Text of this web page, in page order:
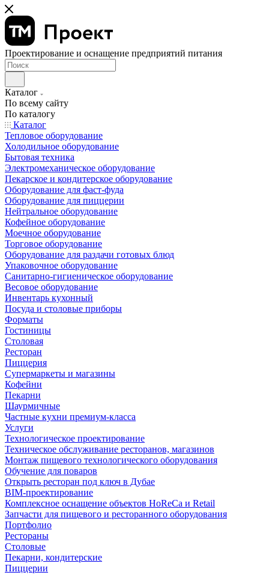
Проектирование и оснащение предприятий питания
Каталог
По всему сайту
По каталогу
Каталог
Тепловое оборудование
Холодильное оборудование
Бытовая техника
Электромеханическое оборудование
Пекарское и кондитерское оборудование
Оборудование для фаст-фуда
Оборудование для пиццерии
Нейтральное оборудование
Кофейное оборудование
Моечное оборудование
Торговое оборудование
Оборудование для раздачи готовых блюд
Упаковочное оборудование
Санитарно-гигиеническое оборудование
Весовое оборудование
Инвентарь кухонный
Посуда и столовые приборы
Форматы
Гостиницы
Столовая
Ресторан
Пиццерия
Супермаркеты и магазины
Кофейни
Пекарни
Шаурмичные
Частные кухни премиум-класса
Услуги
Технологическое проектирование
Техническое обслуживание ресторанов, магазинов
Монтаж пищевого технологического оборудования
Обучение для поваров
Открыть ресторан под ключ в Дубае
BIM-проектирование
Комплексное оснащение объектов HoReCa и Retail
Запчасти для пищевого и ресторанного оборудования
Портфолио
Рестораны
Столовые
Пекарни, кондитерские
Пиццерии